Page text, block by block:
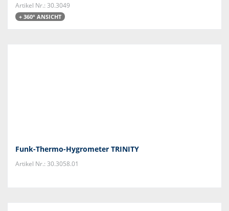
Artikel Nr.: 30.3049
+ 360° ANSICHT
Funk-Thermo-Hygrometer TRINITY
Artikel Nr.: 30.3058.01